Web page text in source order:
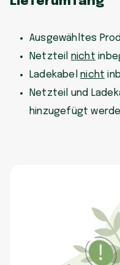
Ausgewähltes
Netzteil nicht
Ladekabelnicht
Netzteil und
hinzugefügt